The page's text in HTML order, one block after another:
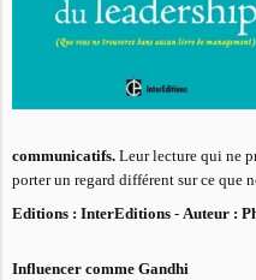
communicatifs.Leur lecture qui ne
porter un regard différent sur ce que
Editions : InterEditions -Auteur :
Influencer comme Gandhi